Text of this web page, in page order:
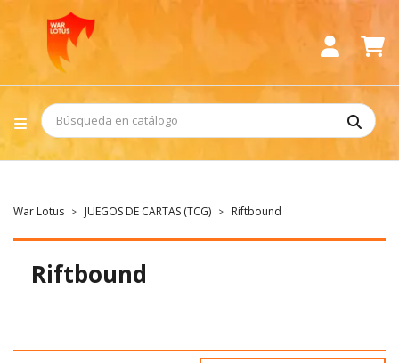
War Lotus JUEGOS DE CARTAS (TCG) Riftbound
Riftbound